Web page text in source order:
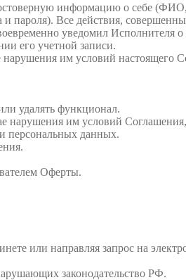
информацию о себе
пароля). Все действия,
уведомил Исполнителя
его учетной записи.
им условий настоящего
удалять функционал.
нарушения им условий
персональных данных.
Оферты.
или направляя запрос на
законодательство РФ.